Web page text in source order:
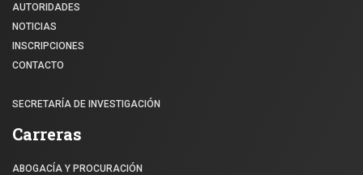
AUTORIDADES
NOTICIAS
INSCRIPCIONES
CONTACTO
SECRETARÍA DE INVESTIGACIÓN
Carreras
ABOGACÍA Y PROCURACIÓN